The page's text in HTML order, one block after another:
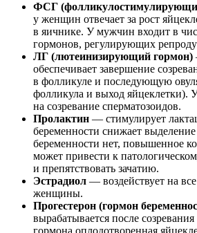
ФСГ
у женщин отвечает за рост
в яичнике. У мужчин входит в
гормонов, регулирующих
ЛГ (лютеинизирующий гормон)
обеспечивает завершение
в фолликуле и последующую
фолликула и выход
на созревание сперматозоидов.
Пролактин — стимулирует
беременности снижает
беременности нет, повышенное
может привести к
и препятствовать зачатию.
Эстрадиол — воздействует на
женщины.
Прогестерон (гормон
вырабатывается после